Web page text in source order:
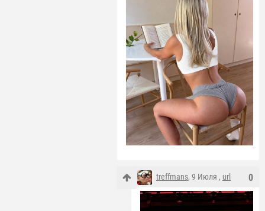
0
treffmans, 9 Июля , url